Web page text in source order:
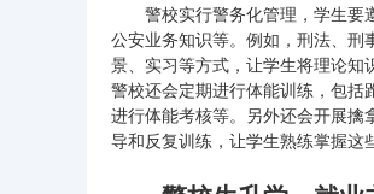
警校实行警务化管理，学生要
公安业务知识等。例如，刑法、
景、实习等方式，让学生将理论
警校还会定期进行体能训练，包
进行体能考核等。另外还会开展
导和反复训练，让学生熟练掌握这